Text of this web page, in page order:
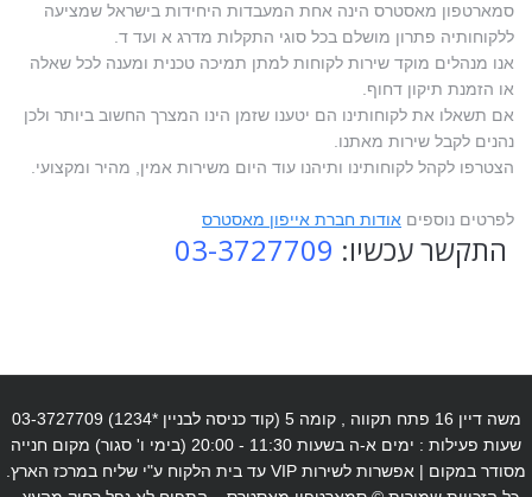
סמארטפון מאסטרס הינה אחת המעבדות היחידות בישראל שמציעה
ללקוחותיה פתרון מושלם בכל סוגי התקלות מדרג א ועד ד.
אנו מנהלים מוקד שירות לקוחות למתן תמיכה טכנית ומענה לכל שאלה
או הזמנת תיקון דחוף.
אם תשאלו את לקוחותינו הם יטענו שזמן הינו המצרך החשוב ביותר ולכן
נהנים לקבל שירות מאתנו.
הצטרפו לקהל לקוחותינו ותיהנו עוד היום משירות אמין, מהיר ומקצועי.
לפרטים נוספים אודות חברת אייפון מאסטרס
התקשר עכשיו: 03-3727709
משה דיין 16 פתח תקווה , קומה 5 (קוד כניסה לבניין *1234) 03-3727709
שעות פעילות : ימים א-ה בשעות 11:30 - 20:00 (בימי ו' סגור) מקום חנייה
מסודר במקום | אפשרות לשירות VIP עד בית הלקוח ע"י שליח במרכז הארץ.